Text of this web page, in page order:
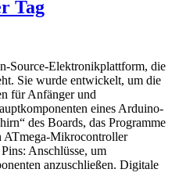
Tag
Source-Elektronikplattform, die
Sie wurde entwickelt, um die
für Anfänger und
eines Arduino-
des Boards, das Programme
ATmega-Mikrocontroller
Anschlüsse, um
anzuschließen. Digitale